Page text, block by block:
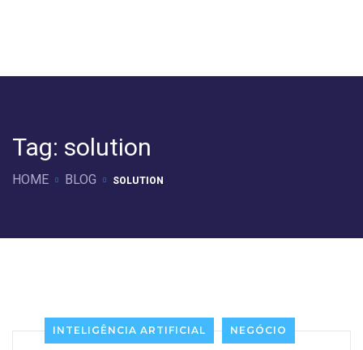
Tag: solution
HOME BLOG SOLUTION
INTELIGÊNCIA ARTIFICIAL NEGÓCIO